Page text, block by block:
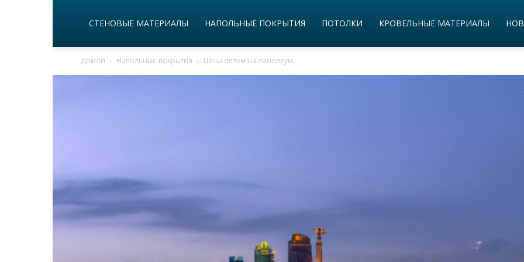
СТЕНОВЫЕ МАТЕРИАЛЫ НАПОЛЬНЫЕ ПОКРЫТИЯ ПОТОЛКИ КРОВЕЛЬНЫЕ МАТЕРИАЛЫ
Домой Напольные покрытия Цены оптом на линолеум